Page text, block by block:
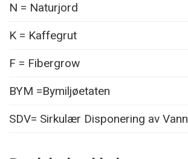
N = Naturjord
K = Kaffegrut
F = Fibergrow
BYM =Bymiljøetaten
SDV= Sirkulær Disponering av Vann